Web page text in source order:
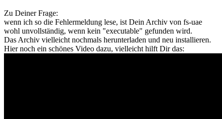
Zu Deiner Frage:
wenn ich so die Fehlermeldung lese, ist Dein Archiv von fs-uae
wohl unvollständig, wenn kein "executable" gefunden wird.
Das Archiv vielleicht nochmals herunterladen und neu installieren.
Hier noch ein schönes Video dazu, vielleicht hilft Dir das: